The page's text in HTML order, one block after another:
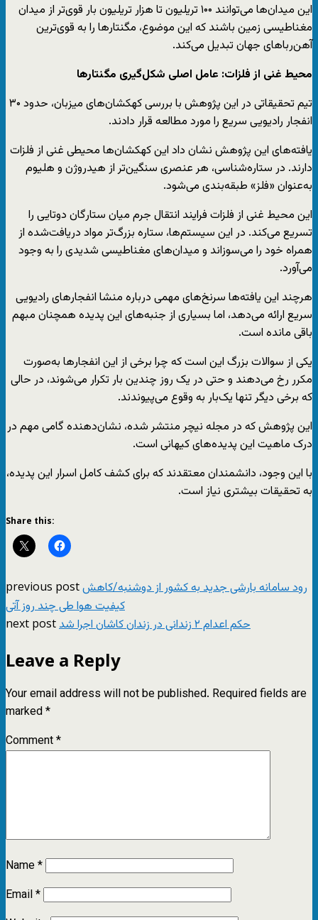
این میدان‌ها می‌توانند ۱۰۰ تریلیون تا هزار تریلیون بار قوی‌تر از میدان
مغناطیسی زمین باشند که این موضوع، مگنتارها را به قوی‌ترین
آهن‌رباهای جهان تبدیل می‌کند.
محیط غنی از فلزات: عامل اصلی شکل‌گیری مگنتارها
تیم تحقیقاتی در این پژوهش با بررسی کهکشان‌های میزبان، حدود ۳۰
انفجار رادیویی سریع را مورد مطالعه قرار دادند.
یافته‌های این پژوهش نشان داد این کهکشان‌ها محیطی غنی از فلزات
دارند. در ستاره‌شناسی، هر عنصری سنگین‌تر از هیدروژن و هلیوم
به‌عنوان «فلز» طبقه‌بندی می‌شود.
این محیط غنی از فلزات فرایند انتقال جرم میان ستارگان دوتایی را
تسریع می‌کند. در این سیستم‌ها، ستاره بزرگ‌تر مواد دریافت‌شده از
همراه خود را می‌سوزاند و میدان‌های مغناطیسی شدیدی را به وجود
می‌آورد.
هرچند این یافته‌ها سرنخ‌های مهمی درباره منشا انفجارهای رادیویی
سریع ارائه می‌دهد، اما بسیاری از جنبه‌های این پدیده همچنان مبهم
باقی مانده است.
یکی از سوالات بزرگ این است که چرا برخی از این انفجارها به‌صورت
مکرر رخ می‌دهند و حتی در یک روز چندین بار تکرار می‌شوند، در حالی‌
که برخی دیگر تنها یک‌بار به وقوع می‌پیوندند.
این پژوهش که در مجله نیچر منتشر شده، نشان‌دهنده گامی مهم در
درک ماهیت این پدیده‌های کیهانی است.
با این وجود، دانشمندان معتقدند که برای کشف کامل اسرار این پدیده،
به تحقیقات بیشتری نیاز است.
Share this:
previous postرود سامانه بارشی جدید به کشور از دوشنبه/کاهش
کیفیت هوا طی چند روز آتی
next post حکم اعدام ۲ زندانی در زندان کاشان اجرا شد
Leave a Reply
Your email address will not be published. Required fields are
marked*
Comment*
Name*
Email*